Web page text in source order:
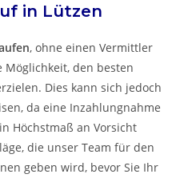
in Lützen
, ohne einen Vermittler
den besten
Dies kann sich jedoch
da eine Inzahlungnahme
Höchstmaß an Vorsicht
die unser Team für den
geben wird, bevor Sie Ihr